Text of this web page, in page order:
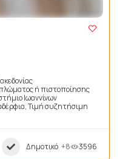
ή πιστοποίησης
Ιωαννίνων
Τιμή συζητήσιμη
Δημοτικό +8 3596